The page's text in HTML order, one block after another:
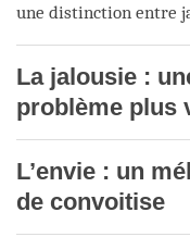
une distinction entre
La jalousie :
problème plus
L’envie : un
de convoitise